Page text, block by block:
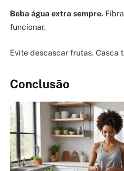
Beba água extra sempre.
funcionar.
Evite descascar frutas. Casca
Conclusão